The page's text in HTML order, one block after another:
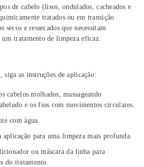
de cabelo (lisos, ondulados, cacheados e
tratados ou em transição
secos e ressecadosque necessitam
um tratamento de limpeza eficaz.
siga as instruções de aplicação:
cabelos molhados, massageando
e os fios com movimentos circulares.
com água.
aplicação para uma limpeza mais profunda.
ou máscara da linha para
do tratamento.